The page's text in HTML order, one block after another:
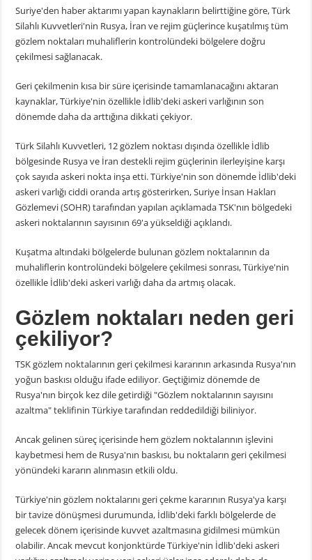
Suriye'den haber aktarımı yapan kaynakların belirttiğine göre, Türk
Silahlı Kuvvetleri'nin Rusya, İran ve rejim güçlerince kuşatılmış tüm
gözlem noktaları muhaliflerin kontrolündeki bölgelere doğru
çekilmesi sağlanacak.
Geri çekilmenin kısa bir süre içerisinde tamamlanacağını aktaran
kaynaklar, Türkiye'nin özellikle İdlib'deki askeri varlığının son
dönemde daha da arttığına dikkati çekiyor.
Türk Silahlı Kuvvetleri, 12 gözlem noktası dışında özellikle İdlib
bölgesinde Rusya ve İran destekli rejim güçlerinin ilerleyişine karşı
çok sayıda askeri nokta inşa etti. Türkiye'nin son dönemde İdlib'deki
askeri varlığı ciddi oranda artış gösterirken, Suriye İnsan Hakları
Gözlemevi (SOHR) tarafından yapılan açıklamada TSK'nın bölgedeki
askeri noktalarının sayısının 69'a yükseldiği açıklandı.
Kuşatma altındaki bölgelerde bulunan gözlem noktalarının da
muhaliflerin kontrolündeki bölgelere çekilmesi sonrası, Türkiye'nin
özellikle İdlib'deki askeri varlığı daha da artmış olacak.
Gözlem noktaları neden geri
çekiliyor?
TSK gözlem noktalarının geri çekilmesi kararının arkasında Rusya'nın
yoğun baskısı olduğu ifade ediliyor. Geçtiğimiz dönemde de
Rusya'nın birçok kez dile getirdiği "Gözlem noktalarının sayısını
azaltma" teklifinin Türkiye tarafından reddedildiği biliniyor.
Ancak gelinen süreç içerisinde hem gözlem noktalarının işlevini
kaybetmesi hem de Rusya'nın baskısı, bu noktaların geri çekilmesi
yönündeki kararın alınmasın etkili oldu.
Türkiye'nin gözlem noktalarını geri çekme kararının Rusya'ya karşı
bir tavize dönüşmesi durumunda, İdlib'deki farklı bölgelerde de
gelecek dönem içerisinde kuvvet azaltmasına gidilmesi mümkün
olabilir. Ancak mevcut konjonktürde Türkiye'nin İdlib'deki askeri